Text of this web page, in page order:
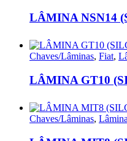
LÂMINA NSN14
Chaves/Lâminas, Fiat,
LÂMINA GT10
Chaves/Lâminas,